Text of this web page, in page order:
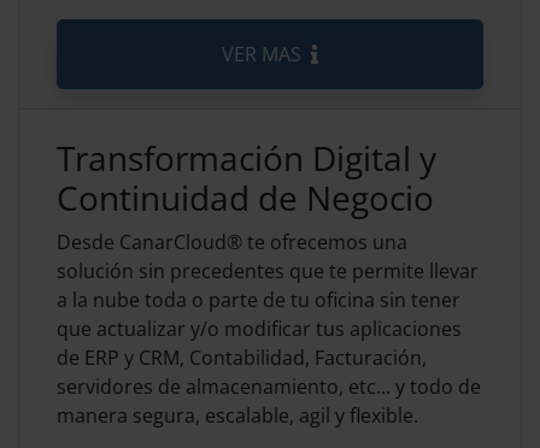
VER MAS
Transformación Digital y
Continuidad de Negocio
Desde CanarCloud® te ofrecemos una
solución sin precedentes que te permite llevar
a la nube toda o parte de tu oficina sin tener
que actualizar y/o modificar tus aplicaciones
de ERP y CRM, Contabilidad, Facturación,
servidores de almacenamiento, etc... y todo de
manera segura, escalable, agil y flexible.